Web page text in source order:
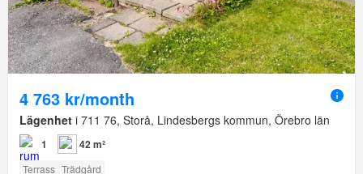
4 763 kr/month
Lägenhet i 711 76, Storå, Lindesbergs kommun, Örebro län
1 42 m²
Terrass Trädgård